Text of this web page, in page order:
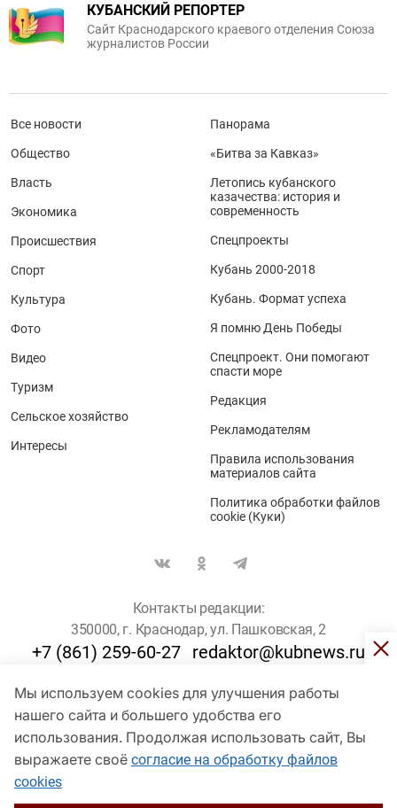
Мы используем cookies для улучшения работы
нашего сайта и большего удобства его
использования. Продолжая использовать сайт, Вы
выражаете своё согласие на обработку файлов
cookies
КУБАНСКИЙ РЕПОРТЕР
Сайт Краснодарского краевого отделения Союза
журналистов России
Все новости
Общество
Власть
Экономика
Происшествия
Спорт
Культура
Фото
Видео
Туризм
Сельское хозяйство
Интересы
Панорама
«Битва за Кавказ»
Летопись кубанского
казачества: история и
современность
Спецпроекты
Кубань 2000-2018
Кубань. Формат успеха
Я помню День Победы
Спецпроект. Они помогают
спасти море
Редакция
Рекламодателям
Правила использования
материалов сайта
Политика обработки файлов
cookie (Куки)
Контакты редакции:
350000, г. Краснодар, ул. Пашковская, 2
+7 (861) 259-60-27 redaktor@kubnews.ru
Для пользователей старше 16 лет
© Кубанские Новости, 2017
Сетевое издание «kubnews» зарегистрировано Федеральной
службой по надзору в сфере связи, информационных технологий
и массовых коммуникаций (Роскомнадзор). Регистрационный